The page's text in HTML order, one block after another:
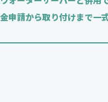
申請から取り付けまで一